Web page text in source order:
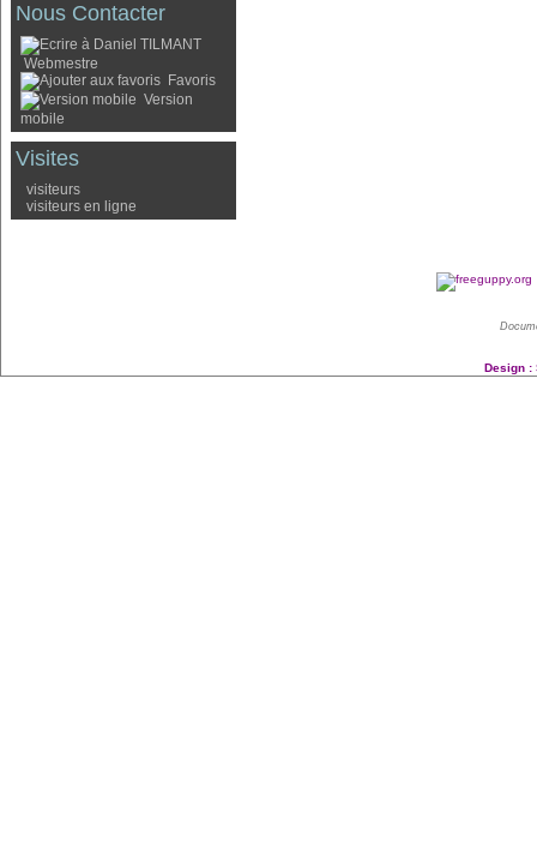
Nous Contacter
Webmestre
Favoris
Version
mobile
Visites
visiteurs
visiteurs en ligne
Design :